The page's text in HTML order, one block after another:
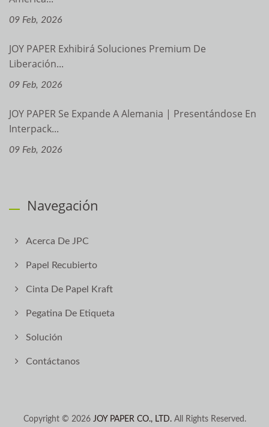
09 Feb, 2026
JOY PAPER Exhibirá Soluciones Premium De
Liberación...
09 Feb, 2026
JOY PAPER Se Expande A Alemania | Presentándose En
Interpack...
09 Feb, 2026
Navegación
Acerca De JPC
Papel Recubierto
Cinta De Papel Kraft
Pegatina De Etiqueta
Solución
Contáctanos
Copyright © 2026 JOY PAPER CO., LTD.All Rights Reserved.